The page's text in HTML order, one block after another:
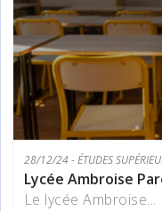
28/12/24 - ÉTUDES
Lycée Ambroise
Le lycée Ambroise...